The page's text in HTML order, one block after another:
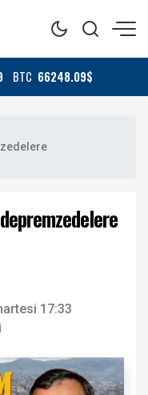
BTC 66248.09$
17:33